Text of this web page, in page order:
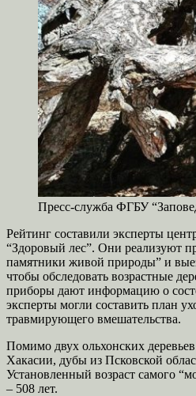
Пресс-служба ФГБУ
Рейтинг составили эксперты
“Здоровый лес”. Они реализуют
памятники живой природы” и
чтобы обследовать возрастные
приборы дают информацию о
эксперты могли составить план
травмирующего вмешательства.
Помимо двух ольхонских
Хакасии, дубы из Псковской
Установленный возраст самого
– 508 лет.